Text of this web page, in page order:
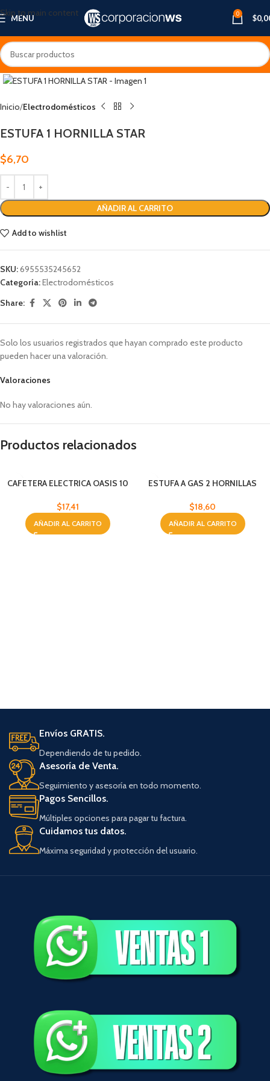
Skip to main content
MENU 0 $
Inicio Electrodomésticos
ESTUFA 1 HORNILLA STAR
$6,70
AÑADIR AL CARRITO
Add to wishlist
SKU:6955535245652
Categoría:Electrodomésticos
Share:
Valoraciones
No hay valoraciones aún.
Solo los usuarios registrados que hayan comprado este producto
pueden hacer una valoración.
Productos relacionados
CAFETERA ELECTRICA OASIS 10
$17,41
AÑADIR AL CARRITO
ESTUFA A GAS 2 HORNILLAS
$18,60
AÑADIR AL CARRITO
Envíos GRATIS.
Dependiendo de tu pedido.
Asesoría de Venta.
Seguimiento y asesoría en todo momento.
Pagos Sencillos.
Múltiples opciones para pagar tu factura.
Cuidamos tus datos.
Máxima seguridad y protección del usuario.